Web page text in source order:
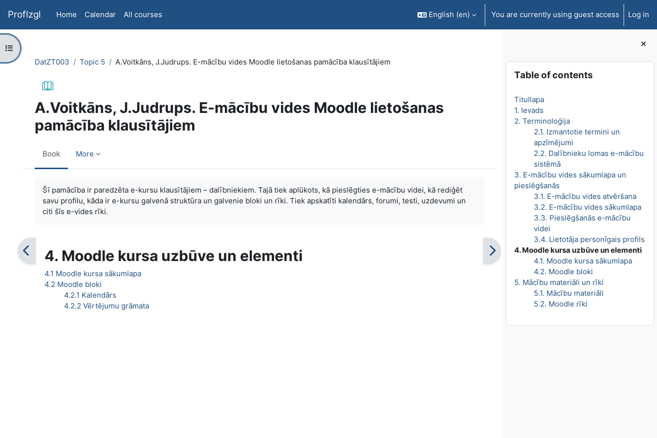
ProfIzgl Home Calendar All courses English ‎(en)‎ You are currently using guest access Log in
Blocks
Skip Table of contents
Table of contents
Titullapa
1. Ievads
2. Terminoloģija
2.1. Izmantotie termini un
apzīmējumi
2.2. Dalībnieku lomas e-mācību
sistēmā
3. E-mācību vides sākumlapa un
pieslēgšanās
3.1. E-mācību vides atvēršana
3.2. E-mācību vides sākumlapa
3.3. Pieslēgšanās e-mācību
videi
3.4. Lietotāja personīgais profils
4. Moodle kursa uzbūve un elementi
4.1. Moodle kursa sākumlapa
4.2. Moodle bloki
5. Mācību materiāli un rīki
5.1. Mācību materiāli
5.2. Moodle rīki
Open course index
DatZT003
Topic 5 A.Voitkāns, J.Judrups. E-mācību vides Moodle lietošanas pamācība klausītājiem
A.Voitkāns, J.Judrups. E-mācību vides Moodle lietošanas
pamācība klausītājiem
Book More
Šī pamācība ir paredzēta e-kursu klausītājiem – dalībniekiem. Tajā tiek aplūkots, kā pieslēgties e-mācību videi, kā rediģēt
savu profilu, kāda ir e-kursu galvenā struktūra un galvenie bloki un rīki. Tiek apskatīti kalendārs, forumi, testi, uzdevumi un
citi šīs e-vides rīki.
4. Moodle kursa uzbūve un elementi
4.1 Moodle kursa sākumlapa
4.2 Moodle bloki
4.2.1 Kalendārs
4.2.2 Vērtējumu grāmata